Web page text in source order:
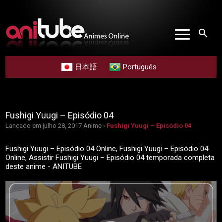
search
日本語 Português
Fushigi Yuugi – Episódio 04
Lançado em julho 28, 2017 Anime › Fushigi Yuugi – Episódio 04
Fushigi Yuugi – Episódio 04 Online, Fushigi Yuugi – Episódio 04
Online, Assistir Fushigi Yuugi – Episódio 04 temporada completa
deste anime - ANITUBE